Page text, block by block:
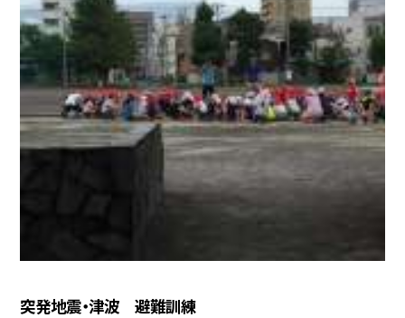
突発地震・津波 避難訓練